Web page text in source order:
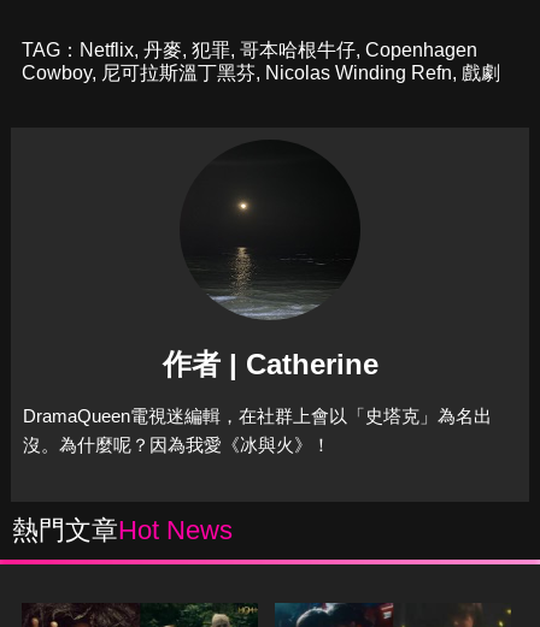
TAG： Netflix, 丹麥, 犯罪, 哥本哈根牛仔, Copenhagen
Cowboy, 尼可拉斯溫丁黑芬, Nicolas Winding Refn, 戲劇
作者 | Catherine
DramaQueen電視迷編輯，在社群上會以「史塔克」為名出
沒。為什麼呢？因為我愛《冰與火》！
熱門文章Hot News